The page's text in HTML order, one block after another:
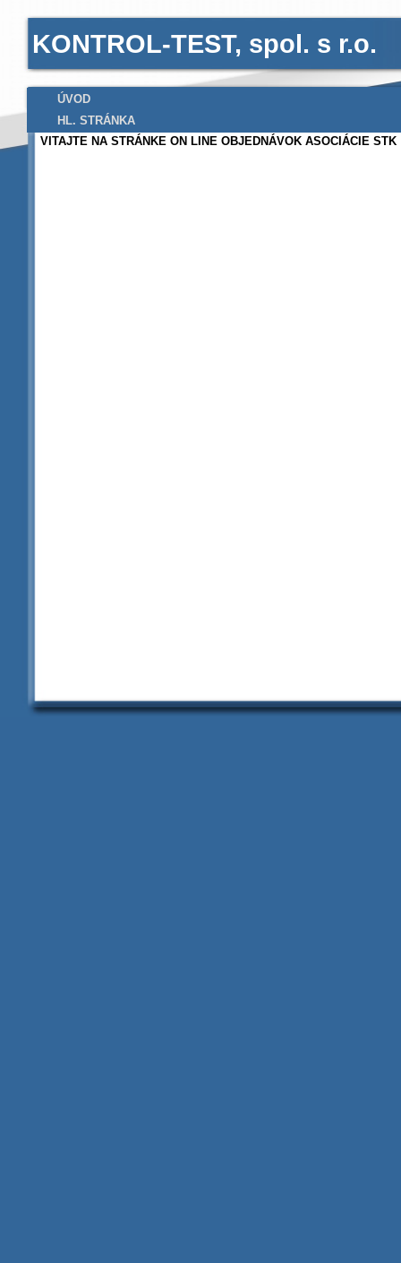
ÚVOD
HL. STRÁNKA
VITAJTE NA STRÁNKE ON LINE OBJEDNÁVOK ASOCIÁCIE STK
KONTROL-TEST, spol. s r.o.